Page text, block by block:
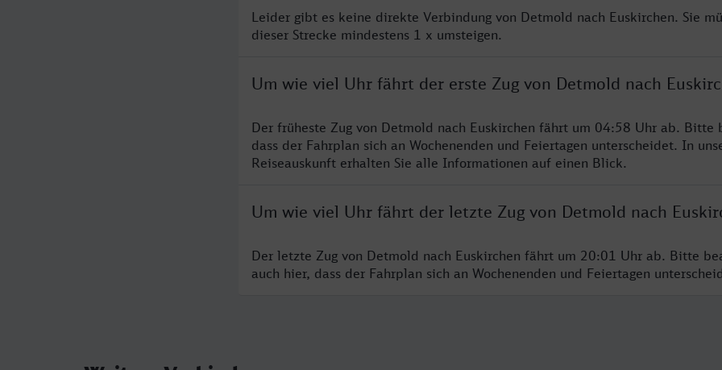
Leider gibt es keine direkte Verbindung von Detmold nach Euskirchen. Sie
dieser Strecke mindestens 1 x umsteigen.
Um wie viel Uhr fährt der erste Zug von Detmold nach
Der früheste Zug von Detmold nach Euskirchen fährt um 04:58 Uhr ab. Bitte
dass der Fahrplan sich an Wochenenden und Feiertagen unterscheidet. In
Reiseauskunft erhalten Sie alle Informationen auf einen Blick.
Um wie viel Uhr fährt der letzte Zug von Detmold nach
Der letzte Zug von Detmold nach Euskirchen fährt um 20:01 Uhr ab. Bitte
auch hier, dass der Fahrplan sich an Wochenenden und Feiertagen